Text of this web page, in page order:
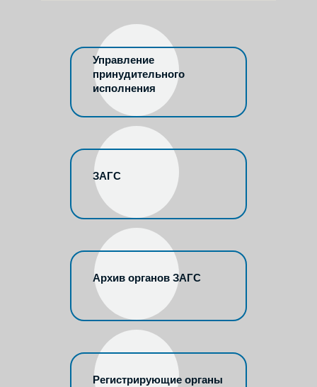
Управление
принудительного
исполнения
ЗАГС
Архив органов ЗАГС
Регистрирующие органы